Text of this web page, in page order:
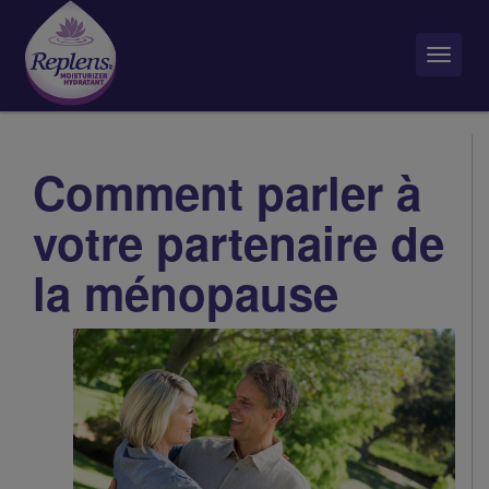
Comment parler à
votre partenaire de
la ménopause